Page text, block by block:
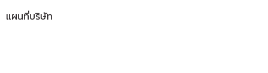
แผนที่บริษัท